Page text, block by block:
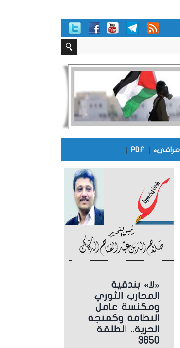
مرافىء PDF
«لا» بندقية
المحارب الثوري
ومكنسة عامل
النظافة وكمنجة
الحرية.. الطلقة
3650